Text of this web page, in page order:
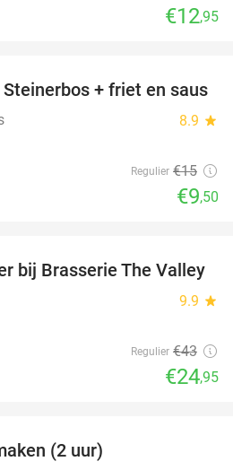
€12,95
37%
+ friet en saus
8.9 star
Regulier €15
€9,50
42%
bij Brasserie The Valley
9.9 star
Regulier €43
€24,95
(2 uur)